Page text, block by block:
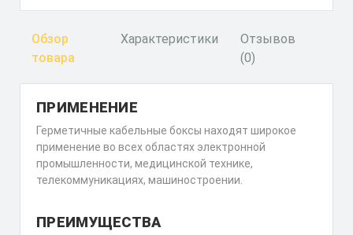
Обзор
товара
Характеристики
Отзывов
(0)
ПРИМЕНЕНИЕ
Герметичные кабельные боксы находят широкое
применение во всех областях электронной
промышленности, медицинской технике,
телекоммуникациях, машиностроении.
ПРЕИМУЩЕСТВА